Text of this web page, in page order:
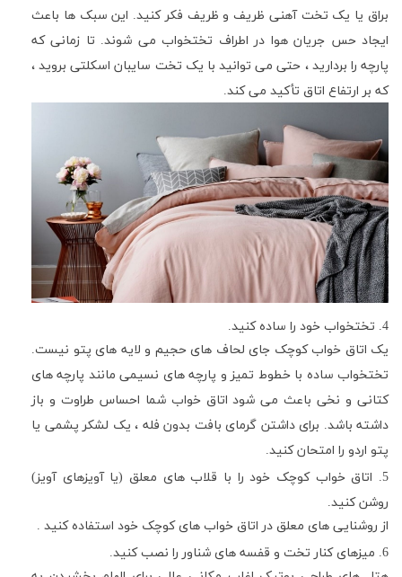
براق یا یک تخت آهنی ظریف و ظریف فکر کنید. این سبک ها باعث
ایجاد حس جریان هوا در اطراف تختخواب می شوند. تا زمانی که
پارچه را بردارید ، حتی می توانید با یک تخت سایبان اسکلتی بروید ،
که بر ارتفاع اتاق تأکید می کند.
4. تختخواب خود را ساده کنید.
یک اتاق خواب کوچک جای لحاف های حجیم و لایه های پتو نیست.
تختخواب ساده با خطوط تمیز و پارچه های نسیمی مانند پارچه های
کتانی و نخی باعث می شود اتاق خواب شما احساس طراوت و باز
داشته باشد. برای داشتن گرمای بافت بدون فله ، یک لشکر پشمی یا
پتو اردو را امتحان کنید.
5. اتاق خواب کوچک خود را با قلاب های معلق (یا آویزهای آویز)
روشن کنید.
از روشنایی های معلق در اتاق خواب های کوچک خود استفاده کنید .
6. میزهای کنار تخت و قفسه های شناور را نصب کنید.